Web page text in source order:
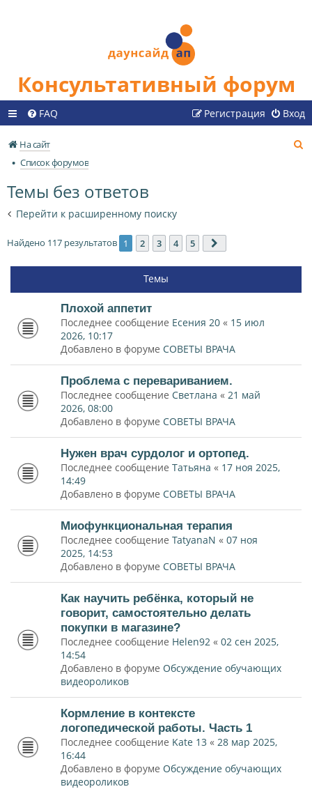
Консультативный форум
FAQ Вход
Регистрация
На сайт
Список форумов
Темы без ответов
Перейти к расширенному поиску
Найдено 117 результатов 1 2 3 4 5
Темы
Плохой аппетит
Последнее сообщение Есения 20 « 15 июл
2026, 10:17
Добавлено в форуме СОВЕТЫ ВРАЧА
Проблема с перевариванием.
Последнее сообщение Светлана « 21 май
2026, 08:00
Добавлено в форуме СОВЕТЫ ВРАЧА
Нужен врач сурдолог и ортопед.
Последнее сообщение Татьяна « 17 ноя 2025,
14:49
Добавлено в форуме СОВЕТЫ ВРАЧА
Миофункциональная терапия
Последнее сообщение TatyanaN « 07 ноя
2025, 14:53
Добавлено в форуме СОВЕТЫ ВРАЧА
Как научить ребёнка, который не
говорит, самостоятельно делать
покупки в магазине?
Последнее сообщение Helen92 « 02 сен 2025,
14:54
Добавлено в форуме Обсуждение обучающих
видеороликов
Кормление в контексте
логопедической работы. Часть 1
Последнее сообщение Kate 13 « 28 мар 2025,
16:44
Добавлено в форуме Обсуждение обучающих
видеороликов